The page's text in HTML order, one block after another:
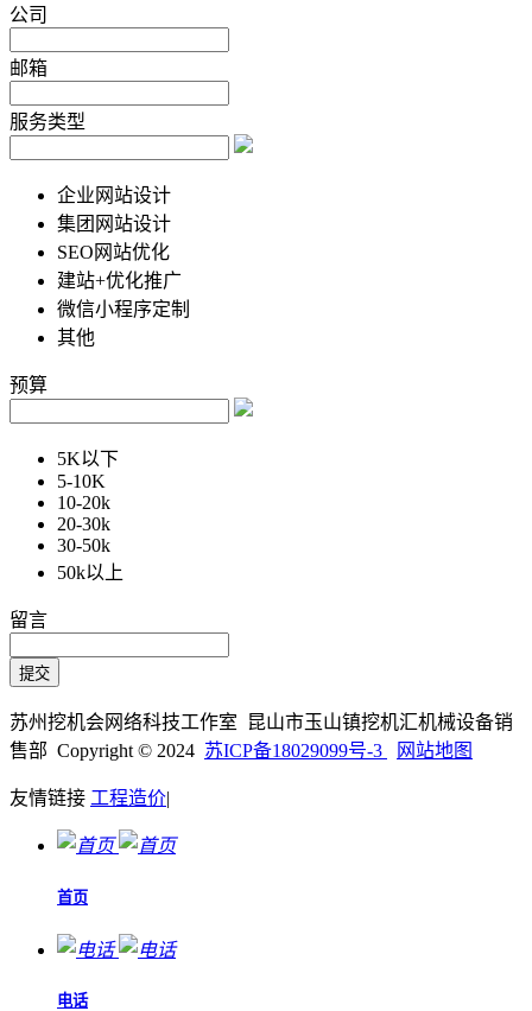
公司
邮箱
服务类型
企业网站设计
集团网站设计
SEO网站优化
建站+优化推广
微信小程序定制
其他
预算
5K以下
5-10K
10-20k
20-30k
30-50k
50k以上
留言
苏州挖机会网络科技工作室 昆山市玉山镇挖机汇机械设备销
售部 Copyright © 2024 苏ICP备18029099号-3 网站地图
友情链接 工程造价|
首页
电话